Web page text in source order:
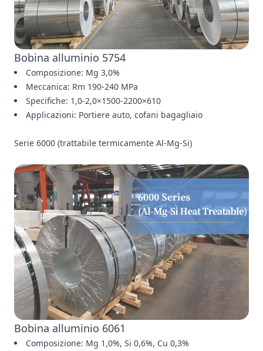
Bobina alluminio 5754
Composizione: Mg 3,0%
Meccanica: Rm 190-240 MPa
Specifiche: 1,0-2,0×1500-2200×610
Applicazioni: Portiere auto, cofani bagagliaio
Serie 6000 (trattabile termicamente Al-Mg-Si)
Bobina alluminio 6061
Composizione: Mg 1,0%, Si 0,6%, Cu 0,3%